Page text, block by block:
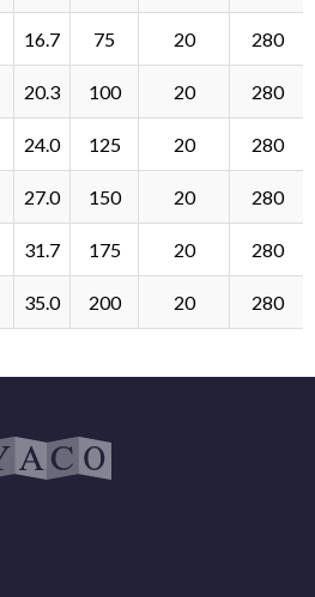
16.7 75 20 280
20.3 100 20 280
24.0 125 20 280
27.0 150 20 280
31.7 175 20 280
35.0 200 20 280